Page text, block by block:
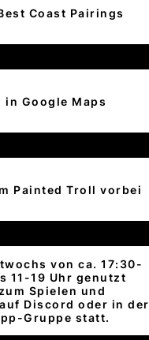
Coast Pairings
in Google Maps
Painted Troll vorbei
von ca. 17:30-
11-19 Uhr genutzt
Spielen und
Discord oder in der
Gruppe statt.